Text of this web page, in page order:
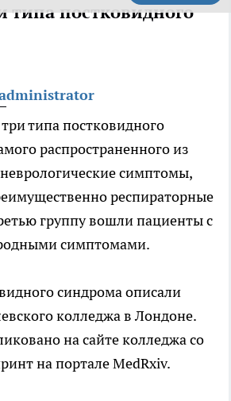
типа постковидного
типа постковидного
распространенного из
симптомы,
респираторные
группу вошли пациенты с
симптомами.
синдрома описали
колледжа в Лондоне.
на сайте колледжа со
на портале MedRxiv.